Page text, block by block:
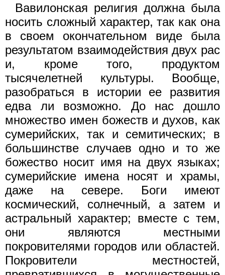
Вавилонская религия должна была
носить сложный характер, так как она
в своем окончательном виде была
результатом взаимодействия двух рас
и, кроме того, продуктом
тысячелетней культуры. Вообще,
разобраться в истории ее развития
едва ли возможно. До нас дошло
множество имен божеств и духов, как
сумерийских, так и семитических; в
большинстве случаев одно и то же
божество носит имя на двух языках;
сумерийские имена носят и храмы,
даже на севере. Боги имеют
космический, солнечный, а затем и
астральный характер; вместе с тем,
они являются местными
покровителями городов или областей.
Покровители местностей,